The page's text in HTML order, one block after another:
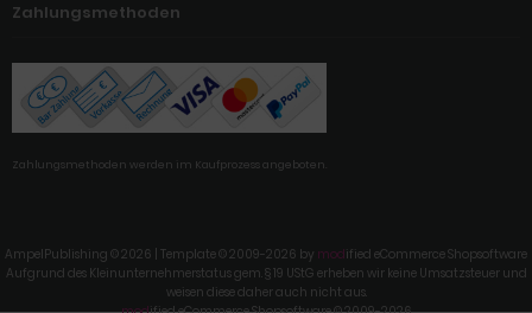
Zahlungsmethoden
Zahlungsmethoden werden im Kaufprozess angeboten.
AmpelPublishing © 2026 | Template © 2009-2026 by modified eCommerce Shopsoftware
Aufgrund des Kleinunternehmerstatus gem. § 19 UStG erheben wir keine Umsatzsteuer und
weisen diese daher auch nicht aus.